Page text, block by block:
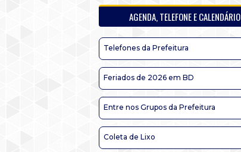
AGENDA, TELEFONE E CALENDÁRIO
Telefones da Prefeitura
Feriados de 2026 em BD
Entre nos Grupos da Prefeitura
Coleta de Lixo